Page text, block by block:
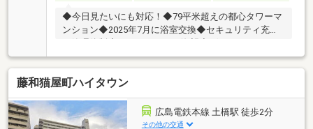
◆今日見たいにも対応！◆79平米超えの都心タワーマ
ンション◆2025年7月に浴室交換◆セキュリティ充実
の管理体制◆バルコニーから海望◆ゲストルーム・ラ
ウンジ・宅配BOX等共用部充実◆ペット飼育相談可◆
小学校徒歩7分、中学校徒歩6分【ご成約特典】◇3万
円分の商品券等プレゼント詳細はお気軽にお問い合わ
せください【購入サポート】◆少額手付でも購入可能
◆当社指定の引越し業者で大幅値引き◆お引越し費
用・家具家電費用はもちろん、他社借入やカーローン
藤和猫屋町ハイタウン
広島電鉄本線 土橋駅 徒歩2分
その他の交通